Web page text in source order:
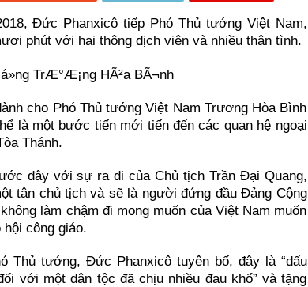
Đức Phanxicô tiếp Phó Thủ tướng Việt Nam,
phút với hai thông dịch viên và nhiều thân tình.
cho Phó Thủ tướng Việt Nam Trương Hòa Bình
là một bước tiến mới tiến đến các quan hệ ngoại
Thánh.
đây với sự ra đi của Chủ tịch Trần Đại Quang,
tân chủ tịch và sẽ là người đứng đầu Đảng Cộng
làm chậm đi mong muốn của Việt Nam muốn
công giáo.
Thủ tướng, Đức Phanxicô tuyên bố, đây là “dấu
với một dân tộc đã chịu nhiều đau khổ” và tặng